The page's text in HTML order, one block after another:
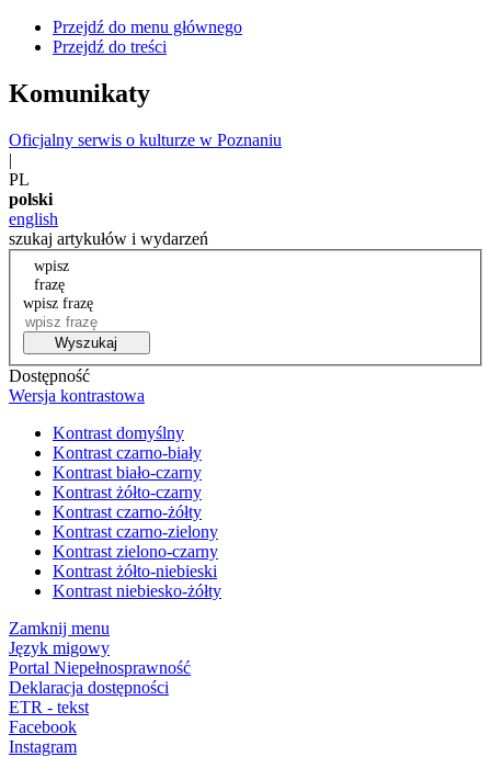
Przejdź do menu głównego
Przejdź do treści
Komunikaty
Oficjalny serwis o kulturze w Poznaniu
|
PL
polski
english
szukaj artykułów i wydarzeń
wpisz
frazę
wpisz frazę
Wyszukaj
Dostępność
Wersja kontrastowa
Kontrast domyślny
Kontrast czarno-biały
Kontrast biało-czarny
Kontrast żółto-czarny
Kontrast czarno-żółty
Kontrast czarno-zielony
Kontrast zielono-czarny
Kontrast żółto-niebieski
Kontrast niebiesko-żółty
Zamknij menu
Język migowy
Portal Niepełnosprawność
Deklaracja dostępności
ETR - tekst
Facebook
Instagram